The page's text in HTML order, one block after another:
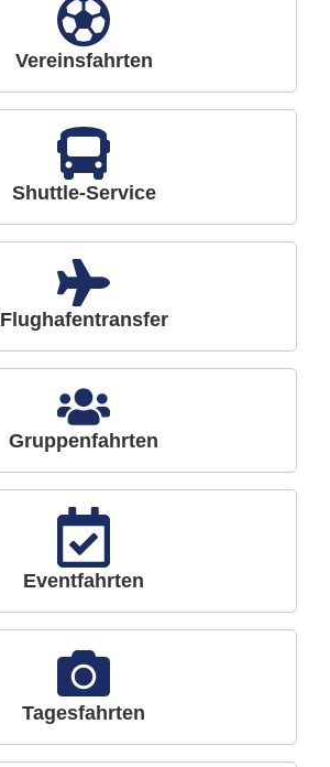
Vereinsfahrten
Shuttle-Service
Flughafentransfer
Gruppenfahrten
Eventfahrten
Tagesfahrten